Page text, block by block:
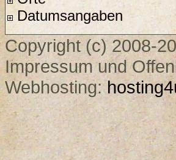
Datumsangaben
Copyright (c) 2008-
Impressum und
Webhosting: